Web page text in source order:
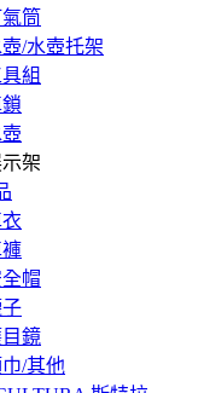
筒
/水壺托架
組
架
帽
鏡
/其他